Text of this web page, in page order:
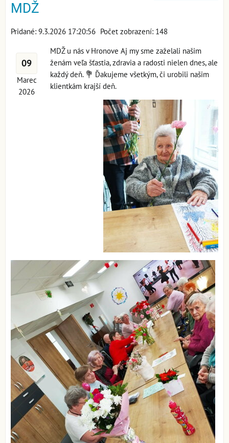
MDŽ
Pridané: 9.3.2026 17:20:56 Počet zobrazení: 148
09
Marec
2026
MDŽ u nás v Hronove Aj my sme zaželali našim
ženám veľa šťastia, zdravia a radosti nielen dnes, ale
každý deň. 💐 Ďakujeme všetkým, či urobili našim
klientkám krajší deň.